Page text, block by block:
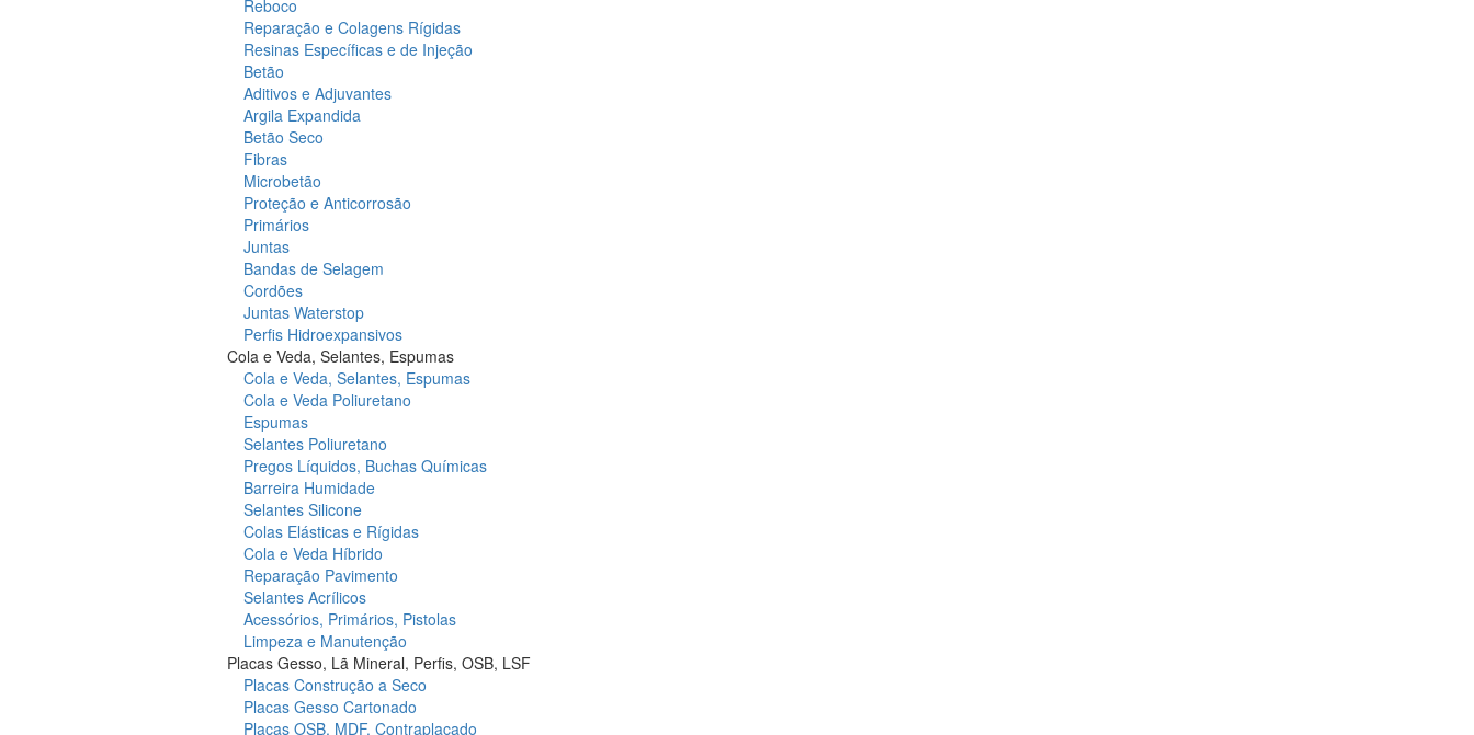
Reboco
Reparação e Colagens Rígidas
Resinas Específicas e de Injeção
Betão
Aditivos e Adjuvantes
Argila Expandida
Betão Seco
Fibras
Microbetão
Proteção e Anticorrosão
Primários
Juntas
Bandas de Selagem
Cordões
Juntas Waterstop
Perfis Hidroexpansivos
Cola e Veda, Selantes, Espumas
Cola e Veda, Selantes, Espumas
Cola e Veda Poliuretano
Espumas
Selantes Poliuretano
Pregos Líquidos, Buchas Químicas
Barreira Humidade
Selantes Silicone
Colas Elásticas e Rígidas
Cola e Veda Híbrido
Reparação Pavimento
Selantes Acrílicos
Acessórios, Primários, Pistolas
Limpeza e Manutenção
Placas Gesso, Lã Mineral, Perfis, OSB, LSF
Placas Construção a Seco
Placas Gesso Cartonado
Placas OSB, MDF, Contraplacado